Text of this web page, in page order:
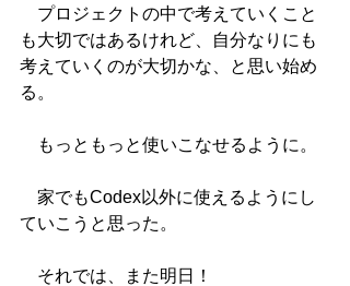
プロジェクトの中で考えていくこと
も大切ではあるけれど、自分なりにも
考えていくのが大切かな、と思い始め
る。
もっともっと使いこなせるように。
家でもCodex以外に使えるようにし
ていこうと思った。
それでは、また明日！